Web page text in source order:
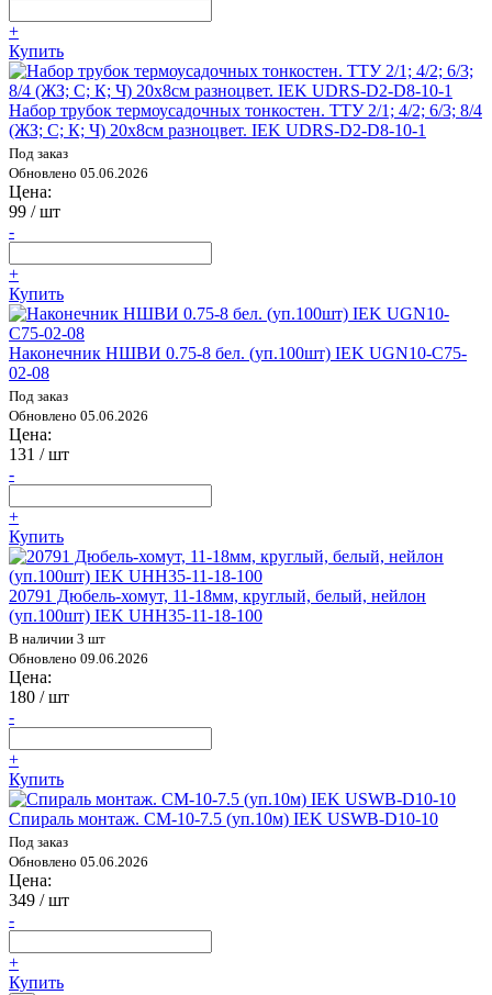
+
Купить
Набор трубок термоусадочных тонкостен. ТТУ 2/1; 4/2; 6/3; 8/4
(ЖЗ; С; К; Ч) 20х8см разноцвет. IEK UDRS-D2-D8-10-1
Под заказ
Обновлено 05.06.2026
Цена:
99 / шт
-
+
Купить
Наконечник НШВИ 0.75-8 бел. (уп.100шт) IEK UGN10-C75-
02-08
Под заказ
Обновлено 05.06.2026
Цена:
131 / шт
-
+
Купить
20791 Дюбель-хомут, 11-18мм, круглый, белый, нейлон
(уп.100шт) IEK UHH35-11-18-100
В наличии 3 шт
Обновлено 09.06.2026
Цена:
180 / шт
-
+
Купить
Спираль монтаж. СМ-10-7.5 (уп.10м) IEK USWB-D10-10
Под заказ
Обновлено 05.06.2026
Цена:
349 / шт
-
+
Купить